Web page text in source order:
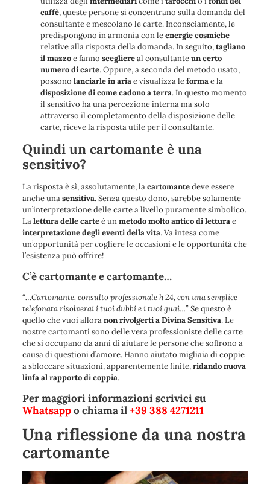
caffè, queste persone si concentrano sulla domanda del
consultante e mescolano le carte. Inconsciamente, le
predispongono in armonia con leenergie cosmiche
relative alla risposta della domanda. In seguito,tagliano
il mazzoe fanno scegliereal consultanteun certo
numero di carte. Oppure, a seconda del metodo usato,
possono lanciarle in ariae visualizza leformae la
disposizione di come cadono a terra. In questo momento
il sensitivo ha una percezione interna ma solo
attraverso il completamento della disposizione delle
carte, riceve la risposta utile per il consultante.
Quindi un cartomante è una
sensitivo?
La risposta è sì, assolutamente, lacartomantedeve essere
anche unasensitiva. Senza questo dono, sarebbe solamente
un’interpretazione delle carte a livello puramente simbolico.
Lalettura delle carteè unmetodo molto antico di letturae
interpretazione degli eventi della vita. Va intesa come
un’opportunità per cogliere le occasioni e le opportunità che
l’esistenza può offrire!
C’è cartomante e cartomante…
“…Cartomante, consulto professionale h 24, con una semplice
telefonata risolverai i tuoi dubbi e i tuoi guai…” Se questo è
quello che vuoi alloranon rivolgerti a Divina Sensitiva. Le
nostre cartomanti sono delle vera professioniste delle carte
che si occupano da anni di aiutare le persone che soffrono a
causa di questioni d’amore. Hanno aiutato migliaia di coppie
a sbloccare situazioni, apparentemente finite,ridando nuova
linfa al rapporto di coppia.
Per maggiori informazioni scrivici su
Whatsappo chiama il+39 388 4271211
Una riflessione da una nostra
cartomante